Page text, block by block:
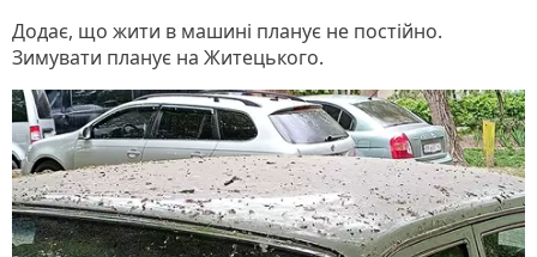
Додає, що жити в машині планує не постійно.
Зимувати планує на Житецького.